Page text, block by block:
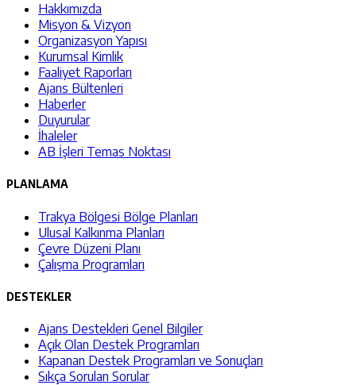
Hakkımızda
Misyon & Vizyon
Organizasyon Yapısı
Kurumsal Kimlik
Faaliyet Raporları
Ajans Bültenleri
Haberler
Duyurular
İhaleler
AB İşleri Temas Noktası
PLANLAMA
Trakya Bölgesi Bölge Planları
Ulusal Kalkınma Planları
Çevre Düzeni Planı
Çalışma Programları
DESTEKLER
Ajans Destekleri Genel Bilgiler
Açık Olan Destek Programları
Kapanan Destek Programları ve Sonuçları
Sıkça Sorulan Sorular